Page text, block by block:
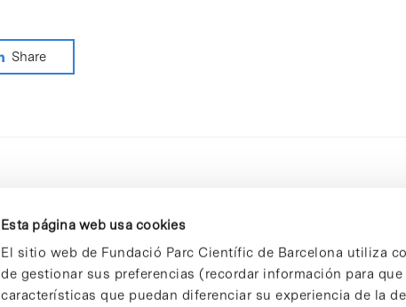
Esta página web usa cookies
El sitio web de Fundació Parc Científic de Barcelona utiliza
de gestionar sus preferencias (recordar información para
características que puedan diferenciar su experiencia de la
Share